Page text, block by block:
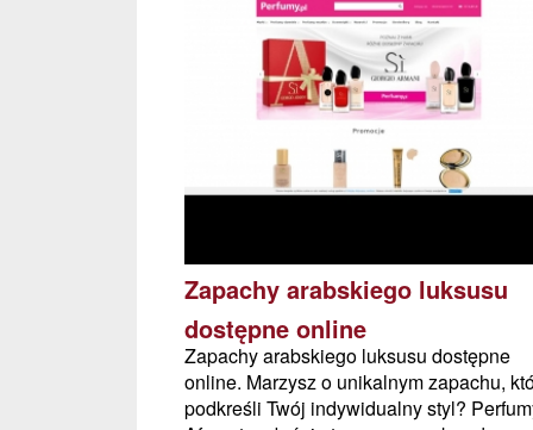
Zapachy arabskiego luksusu
dostępne online
Zapachy arabskiego luksusu dostępne
online. Marzysz o unikalnym zapachu,
podkreśli Twój indywidualny styl?